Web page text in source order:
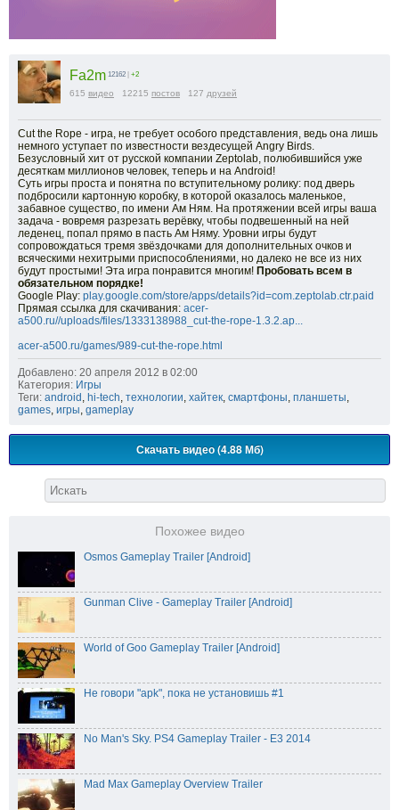
Fa2m 12162 | +2
615 видео 12215 постов 127 друзей
Cut the Rope - игра, не требует особого представления, ведь она лишь
немного уступает по известности вездесущей Angry Birds.
Безусловный хит от русской компании Zeptolab, полюбившийся уже
десяткам миллионов человек, теперь и на Android!
Суть игры проста и понятна по вступительному ролику: под дверь
подбросили картонную коробку, в которой оказалось маленькое,
забавное существо, по имени Ам Ням. На протяжении всей игры ваша
задача - вовремя разрезать верёвку, чтобы подвешенный на ней
леденец, попал прямо в пасть Ам Няму. Уровни игры будут
сопровождаться тремя звёздочками для дополнительных очков и
всяческими нехитрыми приспособлениями, но далеко не все из них
будут простыми! Эта игра понравится многим! Пробовать всем в
обязательном порядке!
Google Play: play.google.com/store/apps/details?id=com.zeptolab.ctr.paid
Прямая ссылка для скачивания: acer-
a500.ru//uploads/files/1333138988_cut-the-rope-1.3.2.ap...
acer-a500.ru/games/989-cut-the-rope.html
Добавлено: 20 апреля 2012 в 02:00
Категория: Игры
Теги: android hi-tech технологии хайтек смартфоны планшеты
games игры gameplay
Скачать видео (4.88 Мб)
Похожее видео
Osmos Gameplay Trailer [Android]
Gunman Clive - Gameplay Trailer [Android]
World of Goo Gameplay Trailer [Android]
Не говори "apk", пока не установишь #1
No Man's Sky. PS4 Gameplay Trailer - E3 2014
Mad Max Gameplay Overview Trailer